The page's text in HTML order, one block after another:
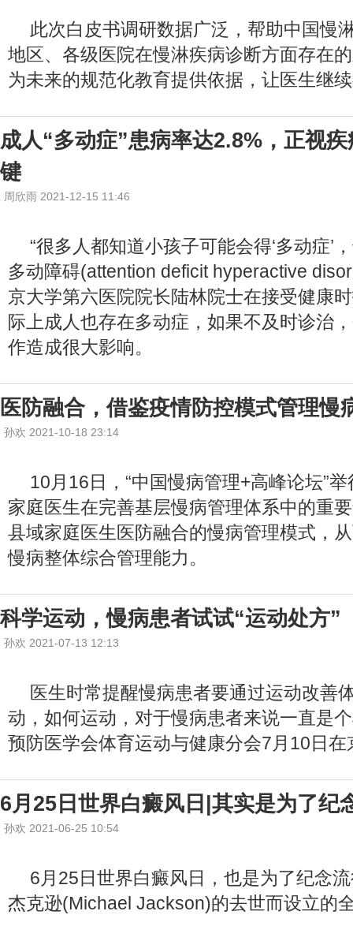
此次白皮书调研数据广泛，帮助中国慢
地区、各级医院在慢淋疾病诊断方面存在
为未来的规范化教育提供依据，让医生继
成人“多动症”患病率达2.8%，正视
键
周欣雨 2021-12-15 11:46
“很多人都知道小孩子可能会得‘多动症’
多动障碍(attention deficit hyperactive
京大学第六医院院长陆林院士在接受健康
际上成人也存在多动症，如果不及时诊治
作造成很大影响。
医防融合，借鉴疫情防控模式管理慢
孙欢 2021-10-18 23:14
10月16日，“中国慢病管理+高峰论坛”
家庭医生在完善基层慢病管理体系中的重
县域家庭医生医防融合的慢病管理模式，
慢病整体综合管理能力。
科学运动，慢病患者试试“运动处方”
孙欢 2021-07-13 12:13
医生时常提醒慢病患者要通过运动改善
动，如何运动，对于慢病患者来说一直是
预防医学会体育运动与健康分会7月10日在
6月25日世界白癜风日|其实是为了纪
孙欢 2021-06-25 10:54
6月25日世界白癜风日，也是为了纪念
杰克逊(Michael Jackson)的去世而设立的